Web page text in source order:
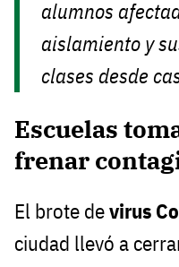
alumnos
aislamiento y
clases desde
Escuelas
frenar
El brote devirus
ciudad llevó a